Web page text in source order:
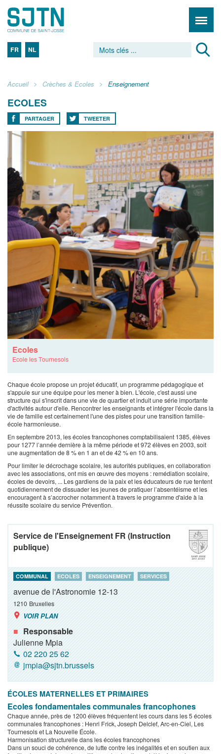
FR NL
Accueil Crèches & Ecoles Enseignement
ECOLES
PARTAGER TWEETER
Ecoles
Ecole les Tournesols
Chaque école propose un projet éducatif, un programme pédagogique et
s'appuie sur une équipe pour les mener à bien. L'école, c'est aussi une
structure qui s'inscrit dans une vie de quartier et induit une série importante
d'activités autour d'elle. Rencontrer les enseignants et intégrer l'école dans la
vie de famille est certainement l'une des pistes pour une transition famille-
école harmonieuse.
En septembre 2013, les écoles francophones comptabilisaient 1385, élèves
pour 1277 l’année dernière à la même période et 972 élèves en 2003, soit
une augmentation de 8 % en 1 an et de 42 % en 10 ans.
Pour limiter le décrochage scolaire, les autorités publiques, en collaboration
avec les associations, ont mis en œuvre des moyens : remédiation scolaire,
écoles de devoirs, ... Les gardiens de la paix et les éducateurs de rue tentent
quotidiennement de dissuader les jeunes de pratiquer l’absentéisme et les
encouragent à s’accrocher notamment à travers le programme d'aide à la
réussite scolaire du service Prévention.
Service de l'Enseignement FR (Instruction
publique)
COMMUNAL ECOLES ENSEIGNEMENT SERVICES
avenue de l'Astronomie 12-13
1210 Bruxelles
VOIR PLAN
Responsable
Julienne Mpia
02 220 25 62
jmpia@sjtn.brussels
ÉCOLES MATERNELLES ET PRIMAIRES
Ecoles fondamentales communales francophones
Chaque année, près de 1200 élèves fréquentent les cours dans les 5 écoles
communales francophones : Henri Frick, Joseph Delclef, Arc-en-Ciel, Les
Tournesols et La Nouvelle École.
Harmonisation structurelle dans les écoles francophones
Dans un souci de cohérence, de lutte contre les inégalités et en soutien aux